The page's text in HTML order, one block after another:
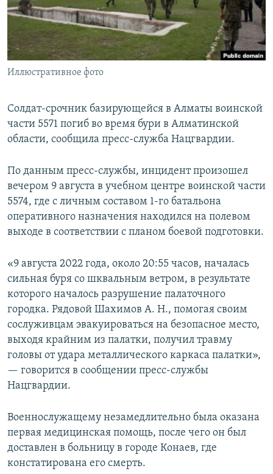
Иллюстративное фото
Солдат-срочник базирующейся в Алматы воинской
части 5571 погиб во время бури в Алматинской
области, сообщила пресс-служба Нацгвардии.
По данным пресс-службы, инцидент произошел
вечером 9 августа в учебном центре воинской части
5574, где с личным составом 1-го батальона
оперативного назначения находился на полевом
выходе в соответствии с планом боевой подготовки.
«9 августа 2022 года, около 20:55 часов, началась
сильная буря со шквальным ветром, в результате
которого началось разрушение палаточного
городка. Рядовой Шахимов А. Н., помогая своим
сослуживцам эвакуироваться на безопасное место,
выходя крайним из палатки, получил травму
головы от удара металлического каркаса палатки»,
— говорится в сообщении пресс-службы
Нацгвардии.
Военнослужащему незамедлительно была оказана
первая медицинская помощь, после чего он был
доставлен в больницу в городе Конаев, где
констатирована его смерть.